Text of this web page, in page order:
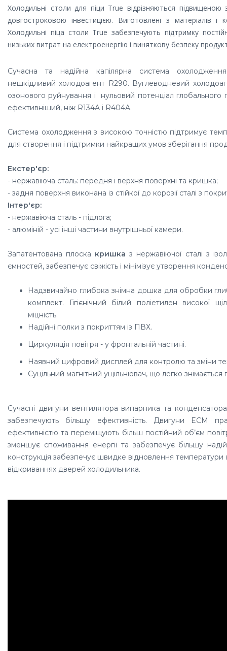
Холодильні столи для піци True відрізняються підвищеною
довгостроковою інвестицією. Виготовлені з матеріалів і
Холодильні піца столи True забезпечують підтримку
низьких витрат на електроенергію і виняткову безпеку
Сучасна та надійна капілярна система
нешкідливий холодоагент R290. Вуглеводневий
озонового руйнування і нульовий потенціал глобального
ефективніший, ніж R134A і R404A.
Система охолодження з високою точністю підтримує
для створення і підтримки найкращих умов зберігання
Екстер'єр:
- нержавіюча сталь: передня і верхня поверхні та кришка;
- задня поверхня виконана із стійкої до корозії сталі з
Інтер'єр:
- нержавіюча сталь - підлога;
- алюміній - усі інші частини внутрішньої камери.
Запатентована плоска кришка з нержавіючої сталі з
ємностей, забезпечує свіжість і мінімізує утворення
Надзвичайно глибока знімна дошка для обробки
комплект. Гігієнічний білий поліетилен високої
міцність.
Надійні полки з покриттям із ПВХ.
Циркуляція повітря - у фронтальній частині.
Наявний цифровий дисплей для контролю та зміни
Суцільний магнітний ущільнювач, що легко знімається
Сучасні двигуни вентилятора випарника та
забезпечують більшу ефективність. Двигуни ECM
ефективністю та переміщують більш постійний об’єм
зменшує споживання енергії та забезпечує більшу
конструкція забезпечує швидке відновленнятемператури
відкриваннях дверей холодильника.